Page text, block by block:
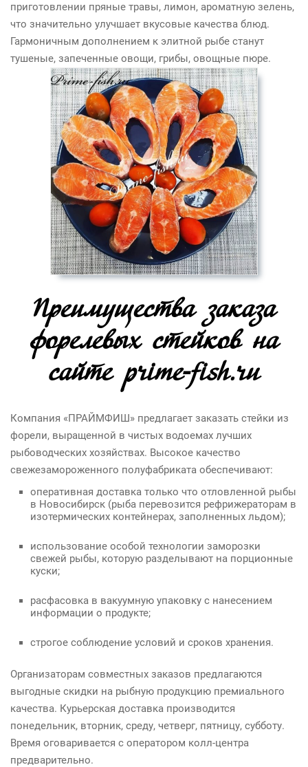
приготовлении пряные травы, лимон, ароматную зелень,
что значительно улучшает вкусовые качества блюд.
Гармоничным дополнением к элитной рыбе станут
тушеные, запеченные овощи, грибы, овощные пюре.
Преимущества заказа
форелевых стейков на
сайте prime-fish.ru
Компания «ПРАЙМФИШ» предлагает заказать стейки из
форели, выращенной в чистых водоемах лучших
рыбоводческих хозяйствах. Высокое качество
свежезамороженного полуфабриката обеспечивают:
оперативная доставка только что отловленной рыбы
в Новосибирск (рыба перевозится рефрижераторам в
изотермических контейнерах, заполненных льдом);
использование особой технологии заморозки
свежей рыбы, которую разделывают на порционные
куски;
расфасовка в вакуумную упаковку с нанесением
информации о продукте;
строгое соблюдение условий и сроков хранения.
Организаторам совместных заказов предлагаются
выгодные скидки на рыбную продукцию премиального
качества. Курьерская доставка производится
понедельник, вторник, среду, четверг, пятницу, субботу.
Время оговаривается с оператором колл-центра
предварительно.